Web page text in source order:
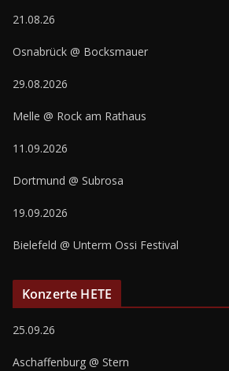
21.08.26
Osnabrück @ Bocksmauer
29.08.2026
Melle @ Rock am Rathaus
11.09.2026
Dortmund @ Subrosa
19.09.2026
Bielefeld @ Unterm Ossi Festival
Konzerte HETE
25.09.26
Aschaffenburg @ Stern